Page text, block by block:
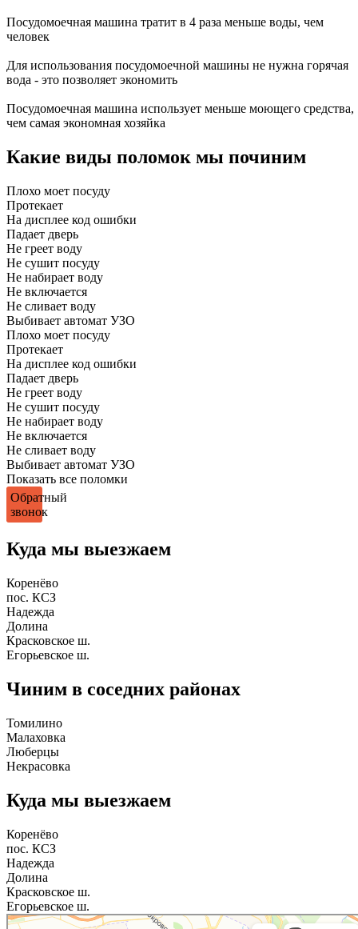
Посудомоечная машина тратит в 4 раза меньше воды, чем
человек
Для использования посудомоечной машины не нужна горячая
вода - это позволяет экономить
Посудомоечная машина использует меньше моющего средства,
чем самая экономная хозяйка
Какие виды поломок мы починим
Плохо моет посуду
Протекает
На дисплее код ошибки
Падает дверь
Не греет воду
Не сушит посуду
Не набирает воду
Не включается
Не сливает воду
Выбивает автомат УЗО
Плохо моет посуду
Протекает
На дисплее код ошибки
Падает дверь
Не греет воду
Не сушит посуду
Не набирает воду
Не включается
Не сливает воду
Выбивает автомат УЗО
Показать все поломки
Обратный
звонок
Куда мы выезжаем
Коренёво
пос. КСЗ
Надежда
Долина
Красковское ш.
Егорьевское ш.
Чиним в соседних районах
Томилино
Малаховка
Люберцы
Некрасовка
Куда мы выезжаем
Коренёво
пос. КСЗ
Надежда
Долина
Красковское ш.
Егорьевское ш.